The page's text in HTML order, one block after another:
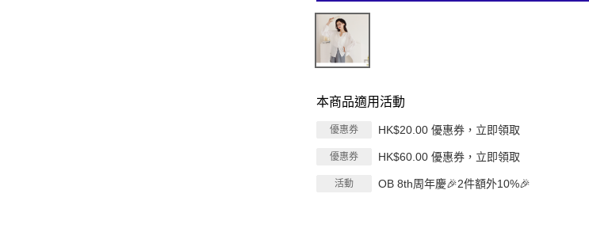
本商品適用活動
優惠券 HK$20.00 優惠券，立即領取
優惠券 HK$60.00 優惠券，立即領取
活動 OB 8th周年慶🎉2件額外10%🎉